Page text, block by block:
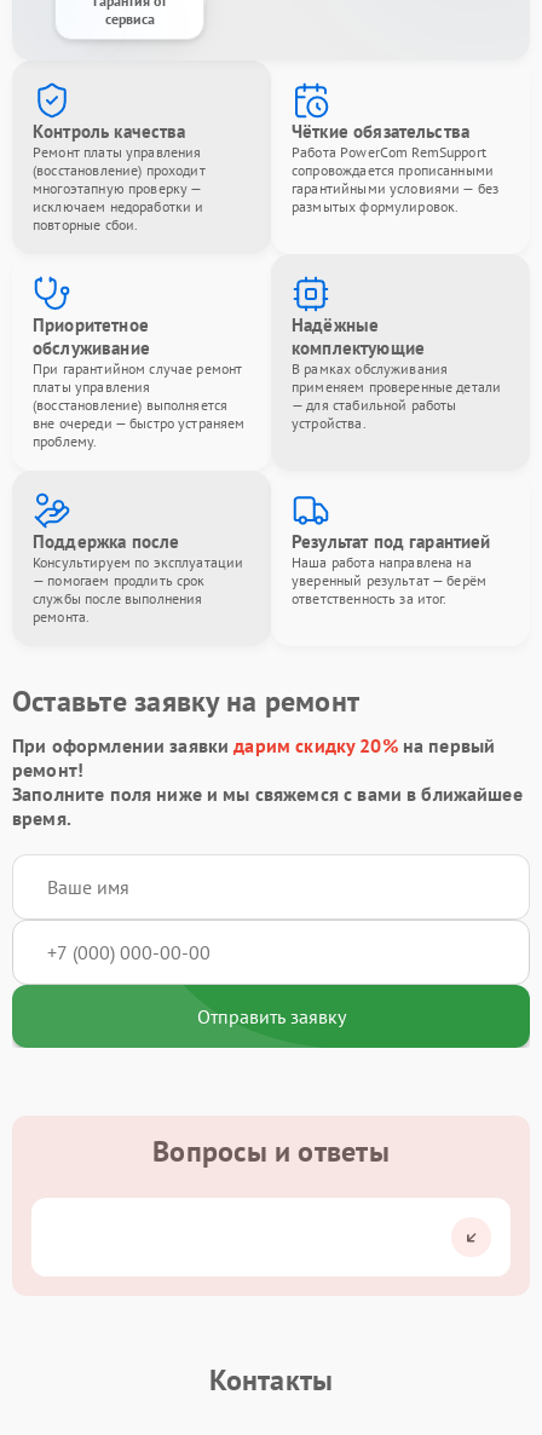
сервиса
Контроль качества
Ремонт платы управления
(восстановление) проходит
многоэтапную проверку —
исключаем недоработки и
повторные сбои.
Чёткие обязательства
Работа PowerCom RemSupport
сопровождается прописанными
гарантийными условиями — без
размытых формулировок.
Приоритетное
обслуживание
При гарантийном случае ремонт
платы управления
(восстановление) выполняется
вне очереди — быстро устраняем
проблему.
Надёжные
комплектующие
В рамках обслуживания
применяем проверенные детали
— для стабильной работы
устройства.
Поддержка после
Консультируем по эксплуатации
— помогаем продлить срок
службы после выполнения
ремонта.
Результат под гарантией
Наша работа направлена на
уверенный результат — берём
ответственность за итог.
Оставьте заявку на ремонт
При оформлении заявкидарим скидку 20%на первый
ремонт!
Заполните поля ниже и мы свяжемся с вами в ближайшее
время.
Отправить заявку
Вопросы и ответы
Контакты